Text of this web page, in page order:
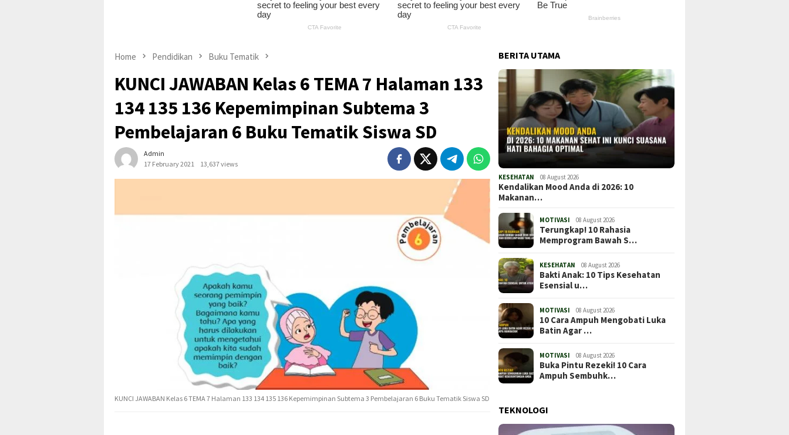
Home Pendidikan Buku Tematik
KUNCI JAWABAN Kelas 6 TEMA 7 Halaman 133
134 135 136 Kepemimpinan Subtema 3
Pembelajaran 6 Buku Tematik Siswa SD
Admin
17 February 2021
13,637 views
KUNCI JAWABAN Kelas 6 TEMA 7 Halaman 133 134 135 136 Kepemimpinan Subtema 3 Pembelajaran 6 Buku Tematik Siswa SD
BERITA UTAMA
KESEHATAN 08 August 2026
Kendalikan Mood Anda di 2026: 10
Makanan…
MOTIVASI 08 August 2026
Terungkap! 10 Rahasia
Memprogram Bawah S…
KESEHATAN 08 August 2026
Bakti Anak: 10 Tips Kesehatan
Esensial u…
MOTIVASI 08 August 2026
10 Cara Ampuh Mengobati Luka
Batin Agar …
MOTIVASI 08 August 2026
Buka Pintu Rezeki! 10 Cara
Ampuh Sembuhk…
TEKNOLOGI